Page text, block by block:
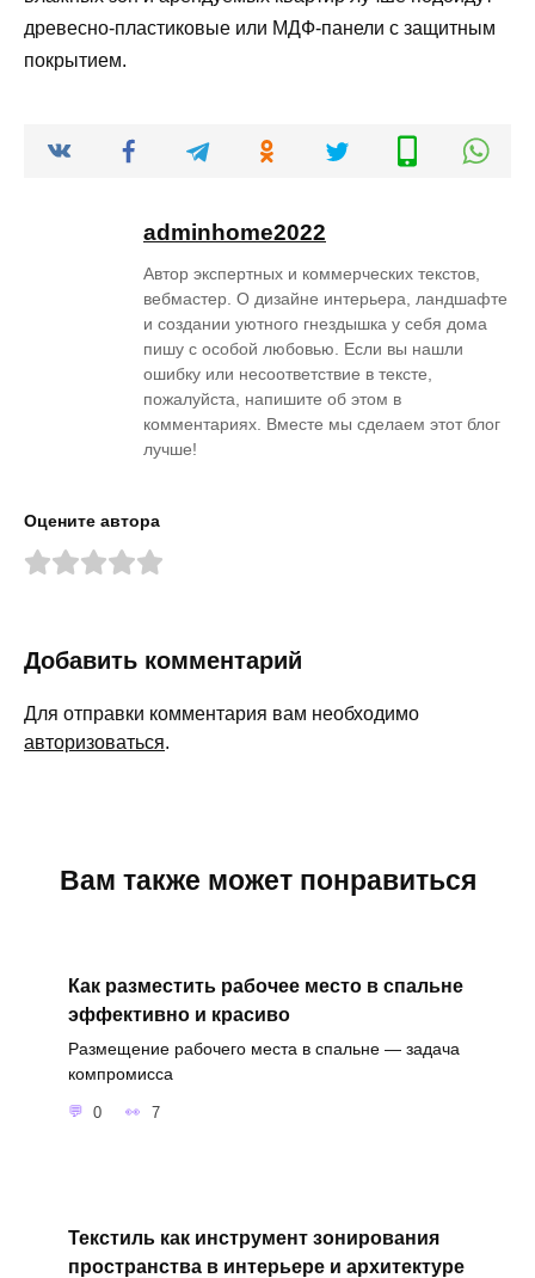
древесно-пластиковые или МДФ-панели с защитным
покрытием.
adminhome2022
Автор экспертных и коммерческих текстов,
вебмастер. О дизайне интерьера, ландшафте
и создании уютного гнездышка у себя дома
пишу с особой любовью. Если вы нашли
ошибку или несоответствие в тексте,
пожалуйста, напишите об этом в
комментариях. Вместе мы сделаем этот блог
лучше!
Оцените автора
Добавить комментарий
Для отправки комментария вам необходимо
авторизоваться.
Вам также может понравиться
Как разместить рабочее место в спальне
эффективно и красиво
Размещение рабочего места в спальне — задача
компромисса
0 7
Текстиль как инструмент зонирования
пространства в интерьере и архитектуре